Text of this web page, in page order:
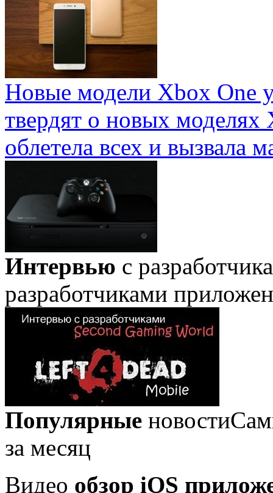
Новые модели Xbox One
твердят о новых
облетела всех и вызвала
Интервью с
разработчиками
Популярные новости
за месяц
Видео обзор iOS